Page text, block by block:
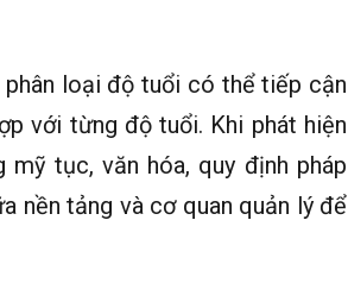
loại độ tuổi có thể tiếp cận
với từng độ tuổi. Khi phát hiện
tục, văn hóa, quy định pháp
nền tảng và cơ quan quản lý để